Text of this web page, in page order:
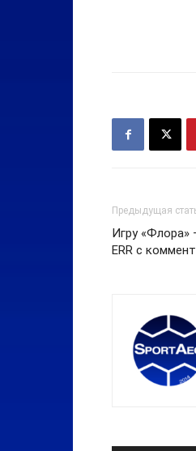
Предыдущая
Игру «Флора»
ERR с